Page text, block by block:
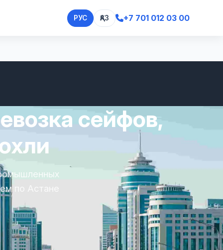
РУС ҚАЗ +7 701 012 03 00
сейфов,
по Астане